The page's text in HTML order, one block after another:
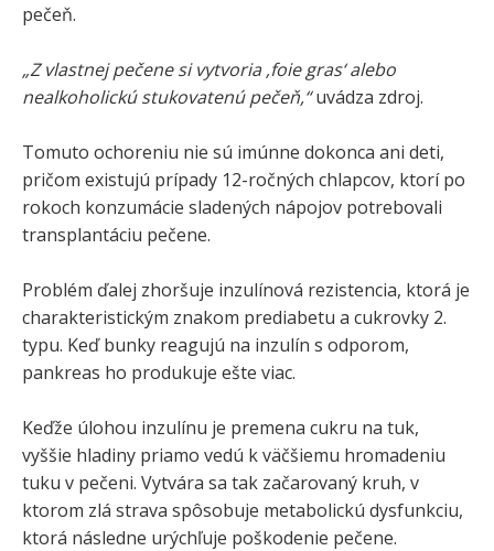
pečeň.
„Z vlastnej pečene si vytvoria ‚foie gras‘ alebo
nealkoholickú stukovatenú pečeň,“uvádza zdroj.
Tomuto ochoreniu nie sú imúnne dokonca ani deti,
pričom existujú prípady 12-ročných chlapcov, ktorí po
rokoch konzumácie sladených nápojov potrebovali
transplantáciu pečene.
Problém ďalej zhoršuje inzulínová rezistencia, ktorá je
charakteristickým znakom prediabetu a cukrovky 2.
typu. Keď bunky reagujú na inzulín s odporom,
pankreas ho produkuje ešte viac.
Keďže úlohou inzulínu je premena cukru na tuk,
vyššie hladiny priamo vedú k väčšiemu hromadeniu
tuku v pečeni. Vytvára sa tak začarovaný kruh, v
ktorom zlá strava spôsobuje metabolickú dysfunkciu,
ktorá následne urýchľuje poškodenie pečene.